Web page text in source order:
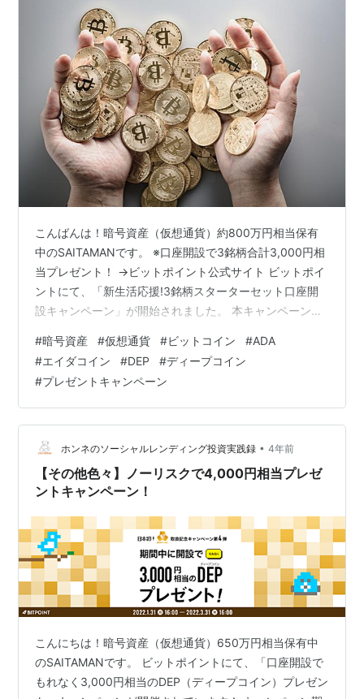
こんばんは！暗号資産（仮想通貨）約800万円相当保有
中のSAITAMANです。 ※口座開設で3銘柄合計3,000円相
当プレゼント！ →ビットポイント公式サイト ビットポイ
ントにて、「新生活応援!3銘柄スターターセット口座開
設キャンペーン」が開始されました。 本キャンペーンで
ADA1,000円、DEP1,000円）がもらえちゃいます！ さら
に、今なら、小田会長の著書「1時間でわかる 再入門！こ
れからのビットコイン 」のオンライン版もプレゼントさ
れます。 まさに、暗号資産（仮想通貨）投資の「スター
ターセット」という内容のキャンペーンになっ…
#暗号資産 #仮想通貨 #ビットコイン #ADA
#エイダコイン #DEP #ディープコイン
#プレゼントキャンペーン
ホンネのソーシャルレンディング投資実践録 • 4年前
【その他色々】ノーリスクで4,000円相当プレゼ
ントキャンペーン！
こんにちは！暗号資産（仮想通貨）650万円相当保有中
のSAITAMANです。 ビットポイントにて、「口座開設で
もれなく3,000円相当のDEP（ディープコイン）プレゼン